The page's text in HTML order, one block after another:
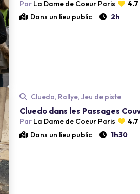
Par La Dame de Coeur Paris 4.7
Dans un lieu public
2h
Loading...
Cluedo, Rallye, Jeu de piste
Par La Dame de Coeur Paris 4.7
Dans un lieu public
1h30